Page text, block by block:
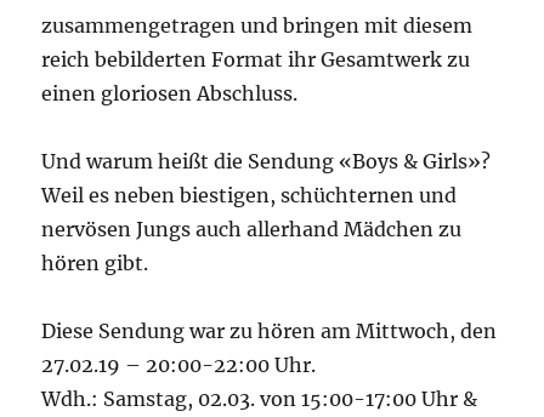
zusammengetragen und bringen mit diesem
reich bebilderten Format ihr Gesamtwerk zu
einen gloriosen Abschluss.
Und warum heißt die Sendung «Boys & Girls»?
Weil es neben biestigen, schüchternen und
nervösen Jungs auch allerhand Mädchen zu
hören gibt.
Diese Sendung war zu hören am Mittwoch, den
27.02.19 – 20:00-22:00 Uhr.
Wdh.: Samstag, 02.03. von 15:00-17:00 Uhr &